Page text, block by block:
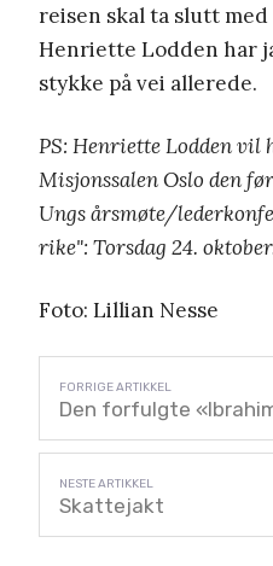
reisen skal ta slutt
Henriette Lodden har
stykke på vei allerede.
PS: Henriette Lodden
Misjonssalen Oslo den
Ungs årsmøte/
rike": Torsdag 24.
Foto: Lillian Nesse
Den forfulgte
Skattejakt